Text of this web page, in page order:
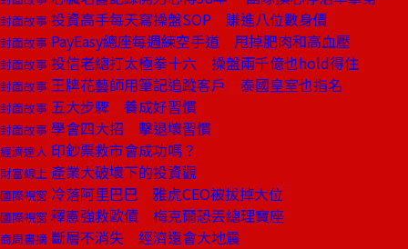
封面故事 投資高手每天寫操盤SOP 賺進八位數身價
封面故事 PayEasy總座每週練空手道 甩掉肥肉和高血壓
封面故事 投信老總打太極拳十六 操盤兩千億也hold得住
封面故事 王牌花藝師用筆記追蹤客戶 泰國皇室也指名
封面故事 五大步驟 養成好習慣
封面故事 學會四大招 擊退壞習慣
經濟達人 印鈔票救市會成功嗎？
財富線上 產業大破壞下的投資觀
國際視窗 冷落阿里巴巴 雅虎CEO被拔掉大位
國際視窗 釋憲強救歐債 梅克爾恐丟總理寶座
商周書摘 斷層不消失 經濟還會大地震